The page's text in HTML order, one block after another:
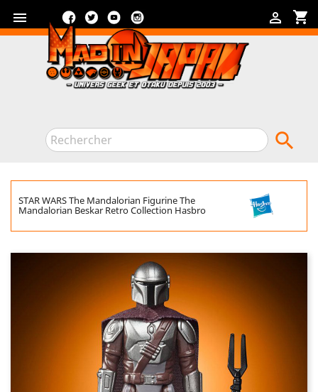
 shopping_cart

FacebookTwitterYouTube

STAR WARS The Mandalorian Figurine The
Mandalorian Beskar Retro Collection Hasbro